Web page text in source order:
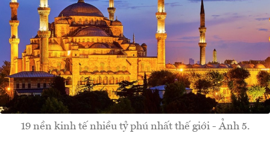
19 nền kinh tế nhiều tỷ phú nhất thế giới - Ảnh 5.